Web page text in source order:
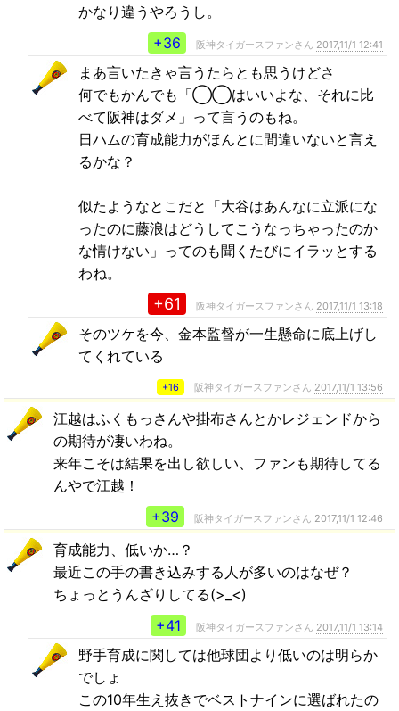
かなり違うやろうし。
+36
阪神タイガースファンさん 2017,11/1 12:41
まあ言いたきゃ言うたらとも思うけどさ
何でもかんでも「◯◯はいいよな、それに比
べて阪神はダメ」って言うのもね。
日ハムの育成能力がほんとに間違いないと言え
るかな？
似たようなとこだと「大谷はあんなに立派にな
ったのに藤浪はどうしてこうなっちゃったのか
な情けない」ってのも聞くたびにイラッとする
わね。
+61 阪神タイガースファンさん 2017,11/1 13:18
そのツケを今、金本監督が一生懸命に底上げし
てくれている
+16 阪神タイガースファンさん 2017,11/1 13:56
江越はふくもっさんや掛布さんとかレジェンドから
の期待が凄いわね。
来年こそは結果を出し欲しい、ファンも期待してる
んやで江越！
+39
阪神タイガースファンさん 2017,11/1 12:46
育成能力、低いか…？
最近この手の書き込みする人が多いのはなぜ？
ちょっとうんざりしてる(>_<)
+41
阪神タイガースファンさん 2017,11/1 13:14
野手育成に関しては他球団より低いのは明らか
でしょ
この10年生え抜きでベストナインに選ばれたの